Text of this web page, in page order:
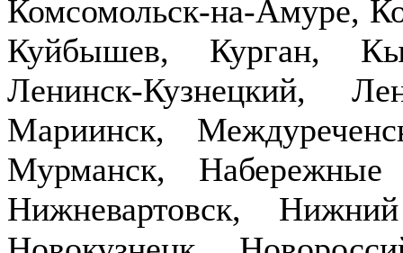
Комсомольск-на-Амуре,
Куйбышев, Курган,
Ленинск-Кузнецкий,
Мариинск,
Мурманск,
Нижневартовск,